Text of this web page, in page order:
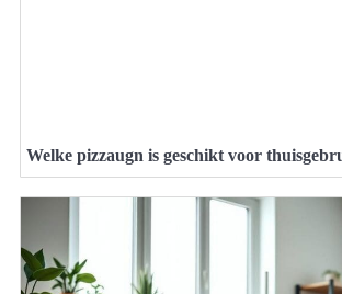
Welke pizzaugn is geschikt voor